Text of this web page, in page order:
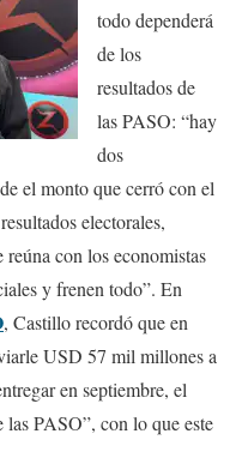
todo dependerá
de los
resultados de
las PASO: “hay
dos
el monto que cerró con el
electorales,
con los economistas
y frenen todo”. En
, Castillo recordó que en
USD 57 mil millones a
en septiembre, el
PASO”, con lo que este